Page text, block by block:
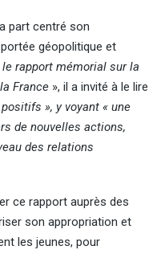
part centré son
géopolitique et
le rapport mémorial sur la
France », il a invité à le lire
», y voyant « une
de nouvelles actions,
des relations
ce rapport auprès des
son appropriation et
les jeunes, pour